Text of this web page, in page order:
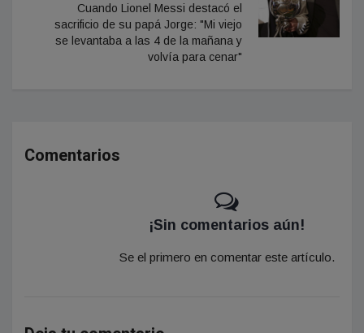
Cuando Lionel Messi destacó el
sacrificio de su papá Jorge: "Mi viejo
se levantaba a las 4 de la mañana y
volvía para cenar"
Comentarios
¡Sin comentarios aún!
Se el primero en comentar este artículo.